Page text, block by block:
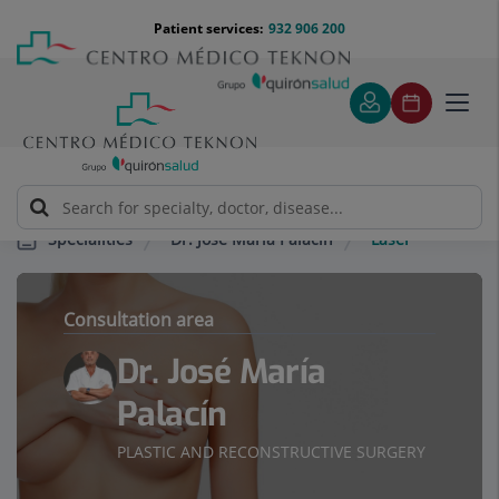
content
Menú
teléfono
cabecera
932 906 200
Patient services:
Specialities Dr. José María Palacín Láser
Consultation area
Dr. José María
Palacín
PLASTIC AND RECONSTRUCTIVE SURGERY